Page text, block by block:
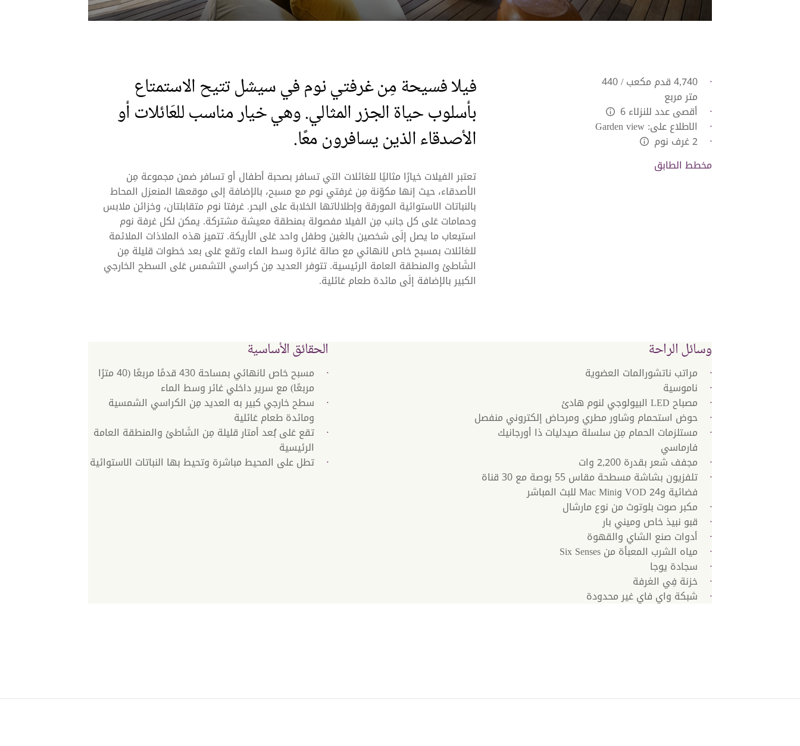
فيلا فسيحة مِن غرفتي نوم في سيشل تتيح الاستمتاع
بأسلوب حياة الجزر المثالي. وهي خيار مناسب للعَائلات أو
الأصدقاء الذين يسافرون معًا.
تعتبر الفيلات خيارًا مثاليًا للعَائلات التي تسافر بصحبة أطفال أو تسافر ضمن مجموعة مِن
الأصدقاء، حيث إنها مكوّنة مِن غرفتي نوم مع مسبح، بالإضافة إلى موقعها المنعزل المحاط
بالنباتات الاستوائية المورقة وإطلالاتها الخلابة على البحر. غرفتا نوم متقابلتان، وخزائن ملابس
وحمامات عَلى كل جانب مِن الفيلا مفصولة بمنطقة معيشة مشتركة. يمكن لكل غرفة نوم
استيعاب ما يصل إلَى شخصين بالغين وطفل واحد عَلى الأريكة. تتميز هذه الملاذات الملائمة
للعَائلات بمسبح خاص لانهائي مع صالة غائرة وسط الماء وتقع عَلى بعد خطوات قليلة مِن
الشَاطئ والمنطقة العامة الرئيسية. تتوفر العديد مِن كراسي التشمس عَلى السطح الخارجي
الكبير بالإضافة إلَى مائدة طعام عَائلية.
4,740 قدم مكعب / 440
متر مربع
أقصى عدد للنزلاء 6
الاطلاع على: Garden view
2 غرف نوم
مخطط الطابق
وسائل الراحة
مراتب ناتشورالمات العضوية
ناموسية
مصباح LED البيولوجي لنوم هادئ
حوض استحمام وشاور مطري ومرحاض إلكتروني منفصل
مستلزمات الحمام مِن سلسلة صيدليات ذا أورجانيك
فارماسي
مجفف شعر بقدرة 2,200 وات
تلفزيون بشاشة مسطحة مقاس 55 بوصة مع 30 قناة
فضائية و24 VOD وMac Mini للبث المباشر
مكبر صوت بلوتوث من نوع مارشال
قبو نبيذ خاص وميني بار
أدوات صنع الشاي والقهوة
مياه الشرب المعبأة من Six Senses
سجادة يوجا
خزنة فِي الغرفة
شبكة واي فاي غير محدودة
الحقائق الأساسية
مسبح خاص لانهائي بمساحة 430 قدمًا مربعًا (40 مترًا
مربعًا) مع سرير داخلي غائر وسط الماء
سطح خارجي كبير به العديد مِن الكراسي الشمسية
ومائدة طعام عَائلية
تقع عَلى بُعد أمتار قليلة مِن الشَاطئ والمنطقة العامة
الرئيسية
تطل على المحيط مباشرة وتحيط بها النباتات الاستوائية